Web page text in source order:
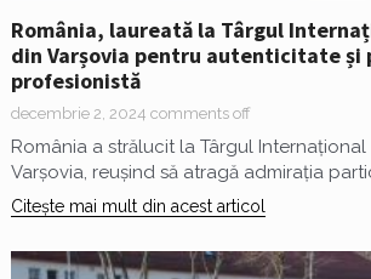
România, laureată la Târgul
din Varșovia pentru autenticitate și
profesionistă
decembrie 2, 2024 comments off
România a strălucit la Târgul Internațional
Varșovia, reușind să atragă admirația
Citește mai mult din acest articol